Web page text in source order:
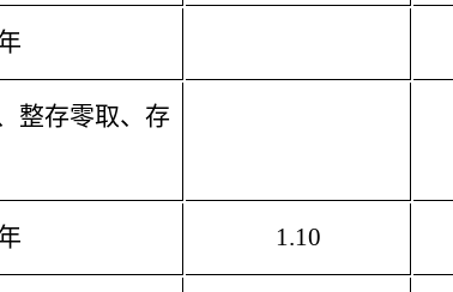
整存零取、存
1.10